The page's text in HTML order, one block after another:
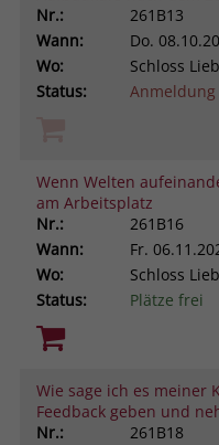
Nr.:
261B13
Wann:
Do.
Wo:
Schloss
Status:
Wenn Welten
am Arbeitsplatz
Nr.:
261B16
Wann:
Fr.
Wo:
Schloss
Status:
Plätze frei
Wie sage ich es meiner
Feedback geben und
Nr.:
261B18